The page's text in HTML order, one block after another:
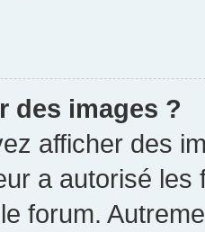
des images ?
afficher des
a autorisé
forum.